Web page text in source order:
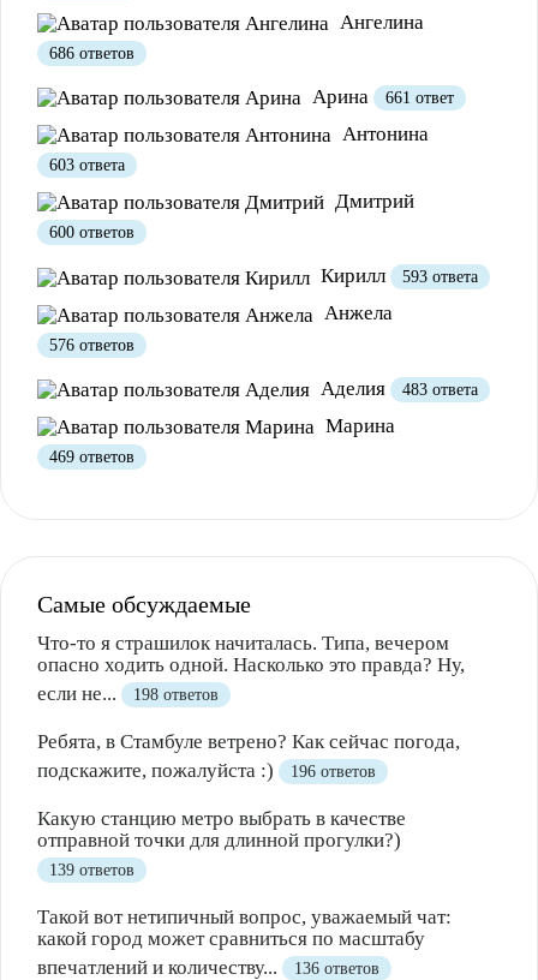
Ангелина
686 ответов
Арина 661 ответ
Антонина
603 ответа
Дмитрий
600 ответов
Кирилл 593 ответа
Анжела
576 ответов
Аделия 483 ответа
Марина
469 ответов
Самые обсуждаемые
Что-то я страшилок начиталась. Типа, вечером
опасно ходить одной. Насколько это правда? Ну,
если не...
198 ответов
Ребята, в Стамбуле ветрено? Как сейчас погода,
подскажите, пожалуйста :)
196 ответов
Какую станцию метро выбрать в качестве
отправной точки для длинной прогулки?)
139 ответов
Такой вот нетипичный вопрос, уважаемый чат:
какой город может сравниться по масштабу
впечатлений и количеству...
136 ответов